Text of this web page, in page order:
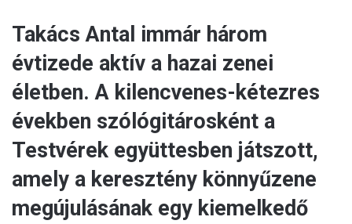
Takács Antal immár három
évtizede aktív a hazai zenei
életben. A kilencvenes-kétezres
években szólógitárosként a
Testvérek együttesben játszott,
amely a keresztény könnyűzene
megújulásának egy kiemelkedő